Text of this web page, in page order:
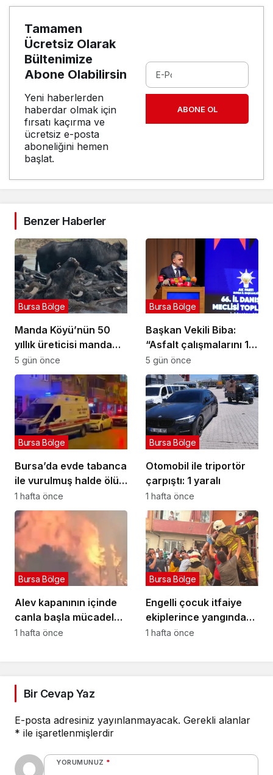
Tamamen
Ücretsiz Olarak
Bültenimize
Abone Olabilirsin
Yeni haberlerden
haberdar olmak için
fırsatı kaçırma ve
ücretsiz e-posta
aboneliğini hemen
başlat.
ABONE OL
Benzer Haberler
Manda Köyü’nün 50
yıllık üreticisi manda
sucuğu ve yoğurduyla
fark oluşturdu
Bursa Bölge
5 gün önce
Başkan Vekili Biba:
“Asfalt çalışmalarını 12
kat artırdık”
Bursa Bölge
5 gün önce
Bursa’da evde tabanca
ile vurulmuş halde ölü
bulundu
Bursa Bölge
1 hafta önce
Otomobil ile triportör
çarpıştı: 1 yaralı
Bursa Bölge
1 hafta önce
Alev kapanının içinde
canla başla mücadele
ettiler:
Bursa Bölge
1 hafta önce
Engelli çocuk itfaiye
ekiplerince yangından
kurtarıldı
Bursa Bölge
1 hafta önce
Bir Cevap Yaz
E-posta adresiniz yayınlanmayacak. Gerekli alanlar
* ile işaretlenmişlerdir
YORUMUNUZ *